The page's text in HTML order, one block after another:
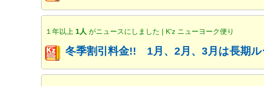
１年以上 1人がニュースにしました | K'z ニューヨーク便り
冬季割引料金!! 1月、2月、3月は長期